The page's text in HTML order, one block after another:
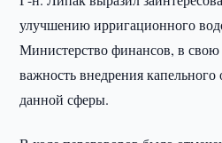
улучшению ирригационного
Министерство финансов, в свою
важность внедрения
данной сферы.